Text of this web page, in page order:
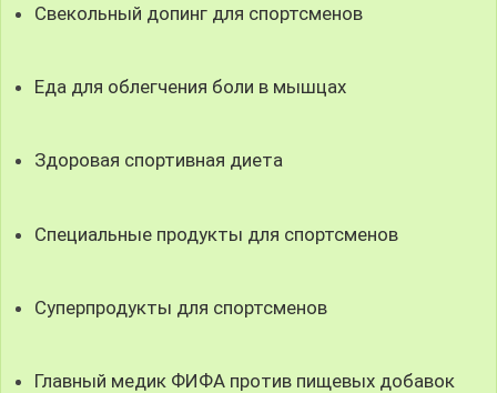
Свекольный допинг для спортсменов
Еда для облегчения боли в мышцах
Здоровая спортивная диета
Специальные продукты для спортсменов
Суперпродукты для спортсменов
Главный медик ФИФА против пищевых добавок